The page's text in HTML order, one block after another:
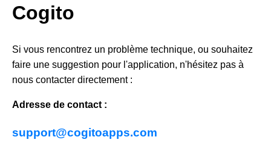
Cogito
Si vous rencontrez un problème technique, ou souhaitez
faire une suggestion pour l'application, n'hésitez pas à
nous contacter directement :
Adresse de contact :
support@cogitoapps.com